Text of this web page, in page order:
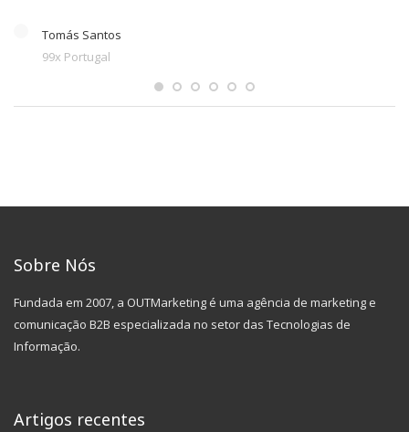
Tomás Santos
99x Portugal
Sobre Nós
Fundada em 2007, a OUTMarketing é uma agência de marketing e
comunicação B2B especializada no setor das Tecnologias de
Informação.
Artigos recentes